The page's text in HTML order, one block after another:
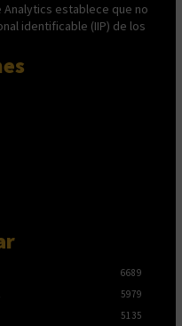
establece que no
identificable (IIP) de los
6689
5979
5135